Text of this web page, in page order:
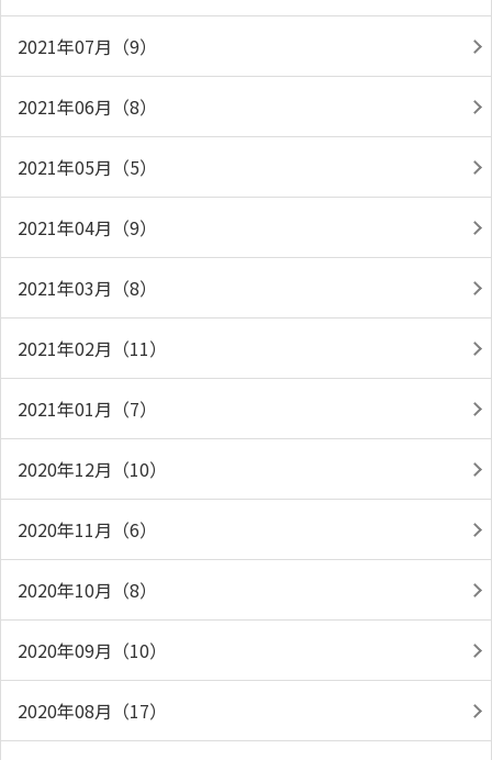
2021年07月（9）
2021年06月（8）
2021年05月（5）
2021年04月（9）
2021年03月（8）
2021年02月（11）
2021年01月（7）
2020年12月（10）
2020年11月（6）
2020年10月（8）
2020年09月（10）
2020年08月（17）